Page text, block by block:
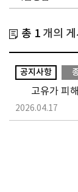
총 1 개의
공지사항
고유가 피
2026.04.17